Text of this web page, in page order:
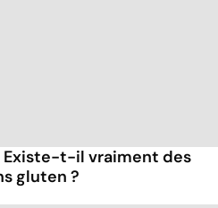
Existe-t-il vraiment des
gluten ?